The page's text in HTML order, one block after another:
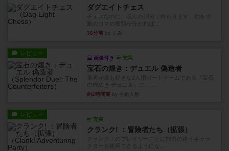
ダグエイトチェス
チェスなのに、ほんの10分で終わります。動きで
敵のコマの種類が分かれば...
36分前 by くみ
レビュー
画像付き 充実
宝石の煌き：デュエル 偽造者
筆者が最も好きな2人用ボードゲームである『宝石
の煌めき デュエル』に、...
約2時間前 by 手動人形
レビュー
充実
クランク! ：冒険者たち（拡張）
クランク！のプレイヤーごとに能力の違うキャラ
クターを使用できるようにな...